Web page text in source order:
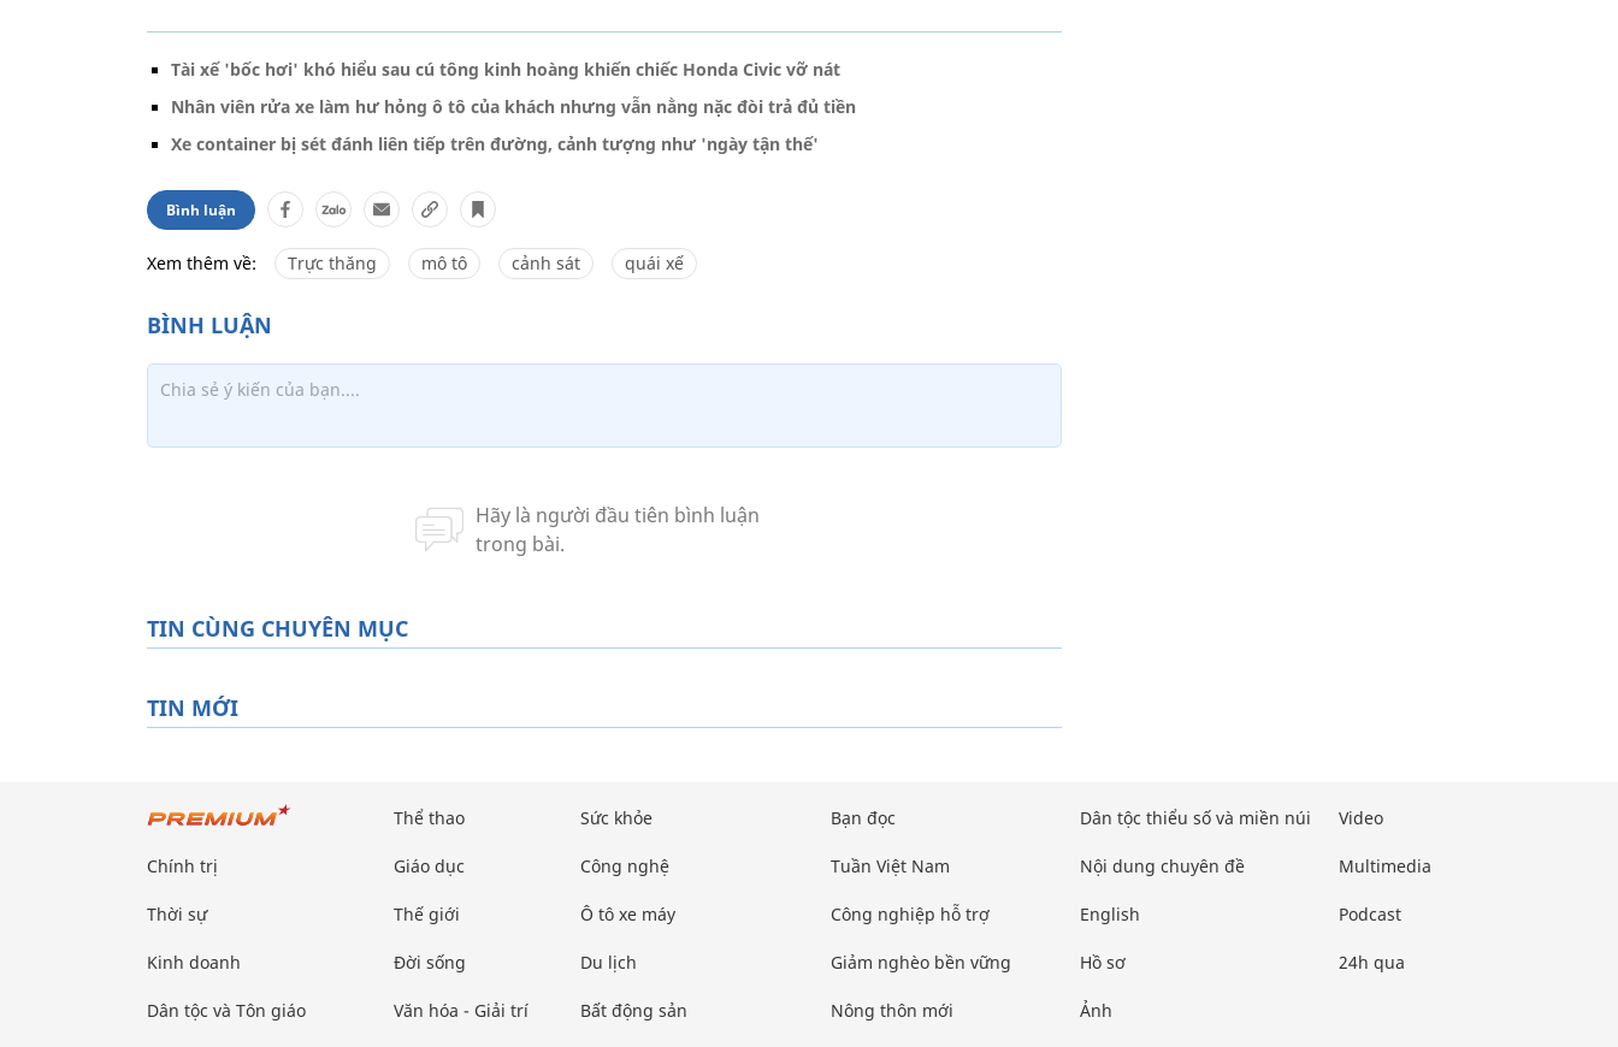
Tài xế 'bốc hơi' khó hiểu sau cú tông kinh hoàng khiến chiếc Honda Civic vỡ nát
Nhân viên rửa xe làm hư hỏng ô tô của khách nhưng vẫn nằng nặc đòi trả đủ tiền
Xe container bị sét đánh liên tiếp trên đường, cảnh tượng như 'ngày tận thế'
Bình luận
Xem thêm về: Trực thăng mô tô cảnh sát quái xế
TIN CÙNG CHUYÊN MỤC
TIN MỚI
Chính trị
Thời sự
Kinh doanh
Dân tộc và Tôn giáo
Thể thao
Giáo dục
Thế giới
Đời sống
Văn hóa - Giải trí
Sức khỏe
Công nghệ
Ô tô xe máy
Du lịch
Bất động sản
Bạn đọc
Tuần Việt Nam
Công nghiệp hỗ trợ
Giảm nghèo bền vững
Nông thôn mới
Dân tộc thiểu số và miền núi
Nội dung chuyên đề
English
Hồ sơ
Ảnh
Video
Multimedia
Podcast
24h qua